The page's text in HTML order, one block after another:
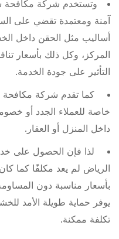
وتستخدم شركة
آمنة ومعتمدة تقضي على
أساليب مثل الحقن داخل
المركز، وكل ذلك بأسعار
التأثير على جودة الخدمة.
كما تقدم شركة
خاصة للعملاء الجدد أو
داخل المنزل أو العقار.
لذا فإن الحصول على
الرياض لم يعد مكلفًا كما
بأسعار مناسبة دون
يوفر حماية طويلة الأمد
تكلفة ممكنة.